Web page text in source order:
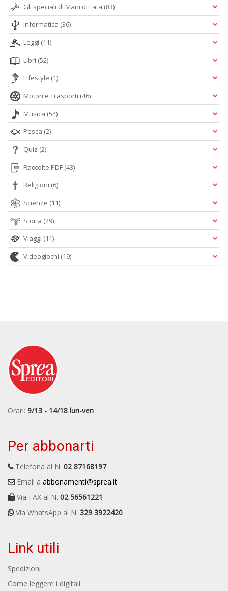
Gli speciali di Mani di Fata (83)
Informatica (36)
Leggi (11)
Libri (52)
Lifestyle (1)
Motori e Trasporti (46)
Musica (54)
Pesca (2)
Quiz (2)
Raccolte PDF (43)
Religioni (6)
Scienze (11)
Storia (29)
Viaggi (11)
Videogiochi (19)
Orari: 9/13 - 14/18 lun-ven
Per abbonarti
Telefona al N. 02 87168197
Email a abbonamenti@sprea.it
Via FAX al N. 02 56561221
Via WhatsApp al N. 329 3922420
Link utili
Spedizioni
Come leggere i digitali